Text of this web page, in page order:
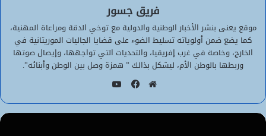
فريق جسور
موقع يعنى بنشر الأخبار الوطنية والدولية مع توخي الدقة ومراعاة المهنية،
كما يضع ضمن أولوياته تسليط الضوء على قضايا الجاليات الموريتانية في
الخارج، وخاصة في غرب إفريقيا، والتحديات التي تواجهها، وإيصال صوتها
وربطها بالوطن الأم، ليشكل بذالك ” همزة وصل بين الوطن وأبنائه”.
الويب